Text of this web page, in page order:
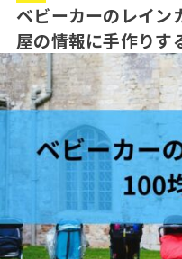
ベビーカーのレイ
屋の情報に手作りす